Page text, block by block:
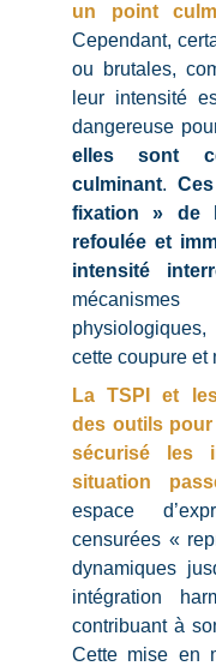
un point
Cependant,
ou brutales,
leur intensité
dangereuse
elles sont
culminant.
fixation » de
refoulée et
intensité
cette coupure et
La TSPI et
des outils
sécurisé les
situation
espace
censurées «
dynamiques
intégration
contribuant à
Cette mise en